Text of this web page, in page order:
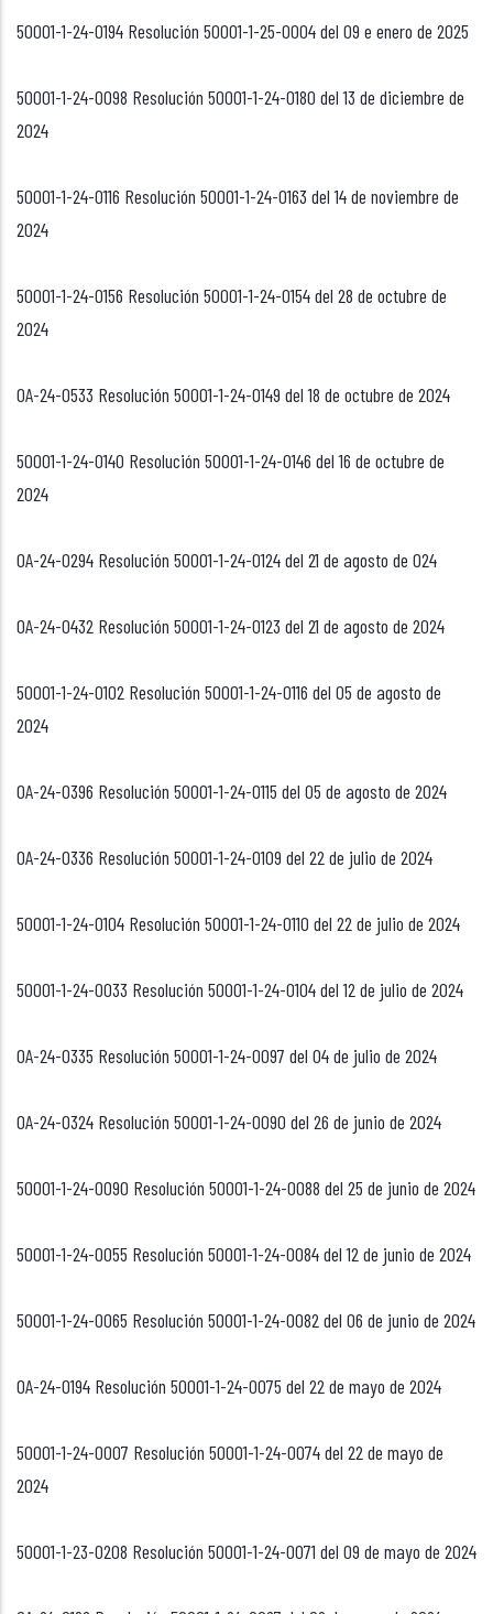
50001-1-24-0194 Resolución 50001-1-25-0004 del 09 e enero de 2025
50001-1-24-0098 Resolución 50001-1-24-0180 del 13 de diciembre de
2024
50001-1-24-0116 Resolución 50001-1-24-0163 del 14 de noviembre de
2024
50001-1-24-0156 Resolución 50001-1-24-0154 del 28 de octubre de
2024
OA-24-0533 Resolución 50001-1-24-0149 del 18 de octubre de 2024
50001-1-24-0140 Resolución 50001-1-24-0146 del 16 de octubre de
2024
OA-24-0294 Resolución 50001-1-24-0124 del 21 de agosto de 024
OA-24-0432 Resolución 50001-1-24-0123 del 21 de agosto de 2024
50001-1-24-0102 Resolución 50001-1-24-0116 del 05 de agosto de
2024
OA-24-0396 Resolución 50001-1-24-0115 del 05 de agosto de 2024
OA-24-0336 Resolución 50001-1-24-0109 del 22 de julio de 2024
50001-1-24-0104 Resolución 50001-1-24-0110 del 22 de julio de 2024
50001-1-24-0033 Resolución 50001-1-24-0104 del 12 de julio de 2024
OA-24-0335 Resolución 50001-1-24-0097 del 04 de julio de 2024
OA-24-0324 Resolución 50001-1-24-0090 del 26 de junio de 2024
50001-1-24-0090 Resolución 50001-1-24-0088 del 25 de junio de 2024
50001-1-24-0055 Resolución 50001-1-24-0084 del 12 de junio de 2024
50001-1-24-0065 Resolución 50001-1-24-0082 del 06 de junio de 2024
OA-24-0194 Resolución 50001-1-24-0075 del 22 de mayo de 2024
50001-1-24-0007 Resolución 50001-1-24-0074 del 22 de mayo de
2024
50001-1-23-0208 Resolución 50001-1-24-0071 del 09 de mayo de 2024